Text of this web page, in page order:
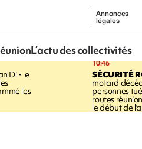
Annonces
légales
L’actu des collectivités
Di - le
les
10:46
SÉCURITÉ
motard
personnes
routes
le début de